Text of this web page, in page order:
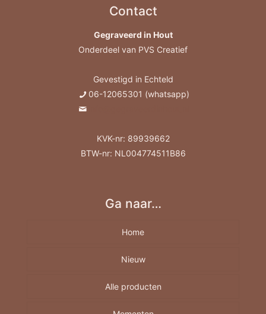
Contact
Gegraveerd in Hout
Onderdeel van PVS Creatief
Gevestigd in Echteld
06-12065301 (whatsapp)
KVK-nr: 89939662
BTW-nr: NL004774511B86
Ga naar…
Home
Nieuw
Alle producten